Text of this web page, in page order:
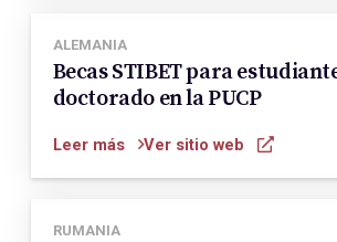
ALEMANIA
Becas STIBET para
doctorado en la PUCP
Leer más Ver sitio web
RUMANIA